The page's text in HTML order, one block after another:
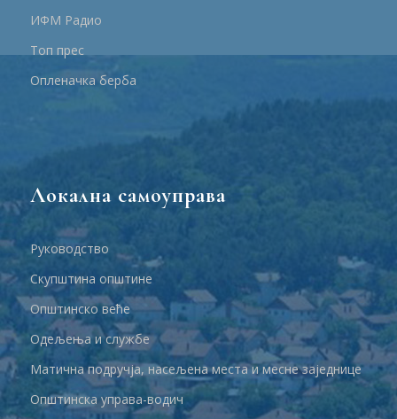
ИФМ Радио
Топ прес
Опленачка берба
Локална самоуправа
Руководство
Скупштина општине
Општинско веће
Одељења и службе
Матична подручја, насељена места и месне заједнице
Општинска управа-водич